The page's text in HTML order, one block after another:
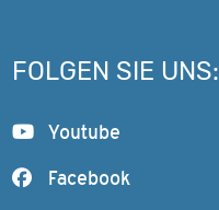
FOLGEN SIE UNS:
Youtube
Facebook